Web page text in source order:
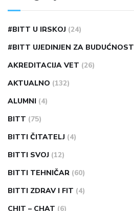
#BITT U IRSKOJ (24)
#BITT UJEDINJEN ZA BUDUĆNOST
AKREDITACIJA VET (26)
AKTUALNO (132)
ALUMNI (4)
BITT (75)
BITTI ČITATELJ (4)
BITTI SVOJ (12)
BITTI TEHNIČAR (60)
BITTI ZDRAV I FIT (4)
CHIT – CHAT (6)